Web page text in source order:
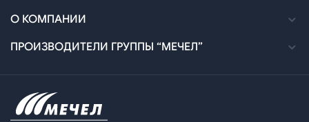
Оплата
Договоры и УПМД
Сбор коммерческих предложений
Технические спецификации
Сертификация
Политика в отношении обработки персональных
О КОМПАНИИ
Новости
ПРОИЗВОДИТЕЛИ ГРУППЫ “МЕЧЕЛ”
Ижсталь